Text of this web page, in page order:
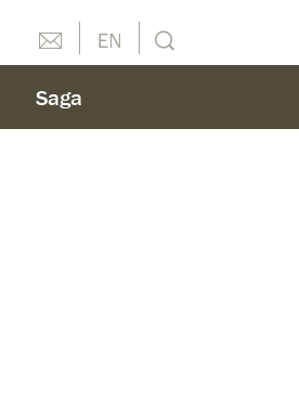
Saga
Hafðu samband
English